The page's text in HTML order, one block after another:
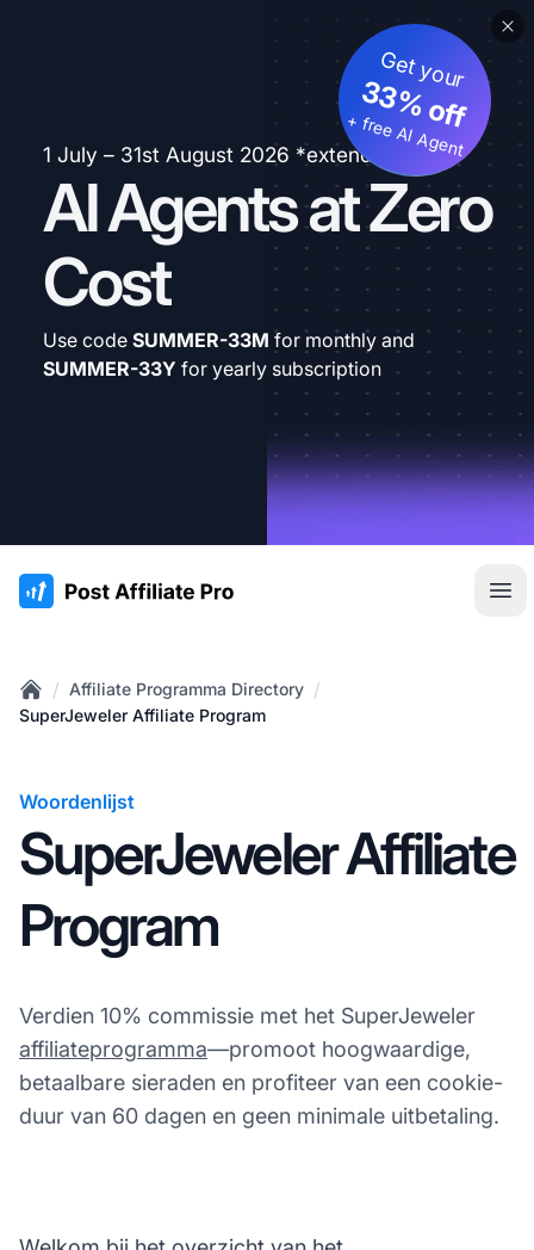
1 July – 31st August 2026 *extended
AI Agents at Zero
Cost
Get your
33% off
+ free AI Agent
Use code SUMMER-33M for monthly and
SUMMER-33Y for yearly subscription
:site.title
Home
/ Affiliate Programma Directory /
SuperJeweler Affiliate Program
Woordenlijst
SuperJeweler Affiliate
Program
Verdien 10% commissie met het SuperJeweler
affiliateprogramma—promoot hoogwaardige,
betaalbare sieraden en profiteer van een cookie-
duur van 60 dagen en geen minimale uitbetaling.